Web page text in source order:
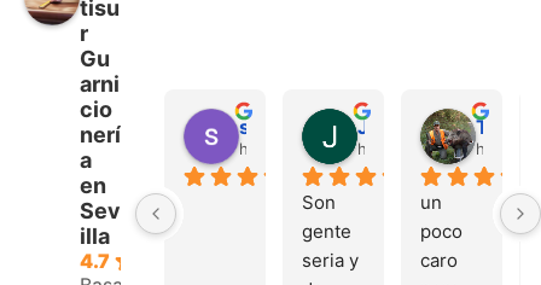
tisu
r
Gu
arni
cio
nerí
a
en
Sev
illa
4.7
hace 4 meses hace 4 meses
Son
gente
seria y
hace 4
un
poco
caro